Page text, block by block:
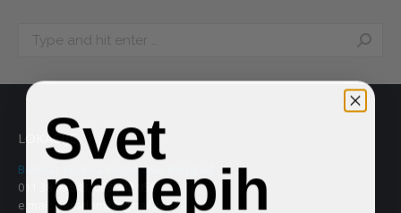
Search:
LOKACIJE
Bulevar Vudroa Vilsona 8a, Beograd
011 38 09 543, 063 342 956
e.mail: eurodom2@gmail.com
Svet
prelepih